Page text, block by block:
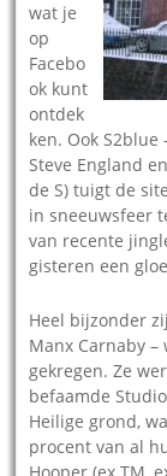
wat je
op
Facebo
ok kunt
ontdek
ken. Ook
Steve England
de S) tuigt de
in sneeuwsfeer
van recente
gisteren een
Heel bijzonder
Manx Carnaby
gekregen. Ze
befaamde
Heilige grond,
procent van al